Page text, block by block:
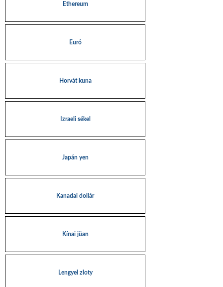
Ethereum
Euró
Horvát kuna
Izraeli sékel
Japán yen
Kanadai dollár
Kínai jüan
Lengyel zloty